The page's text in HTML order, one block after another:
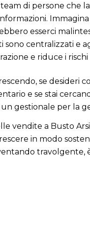
di persone che
esserci
centralizzati e
e riduce i
se desideri
e se stai
gestionale per la
vendite a Busto
in modo